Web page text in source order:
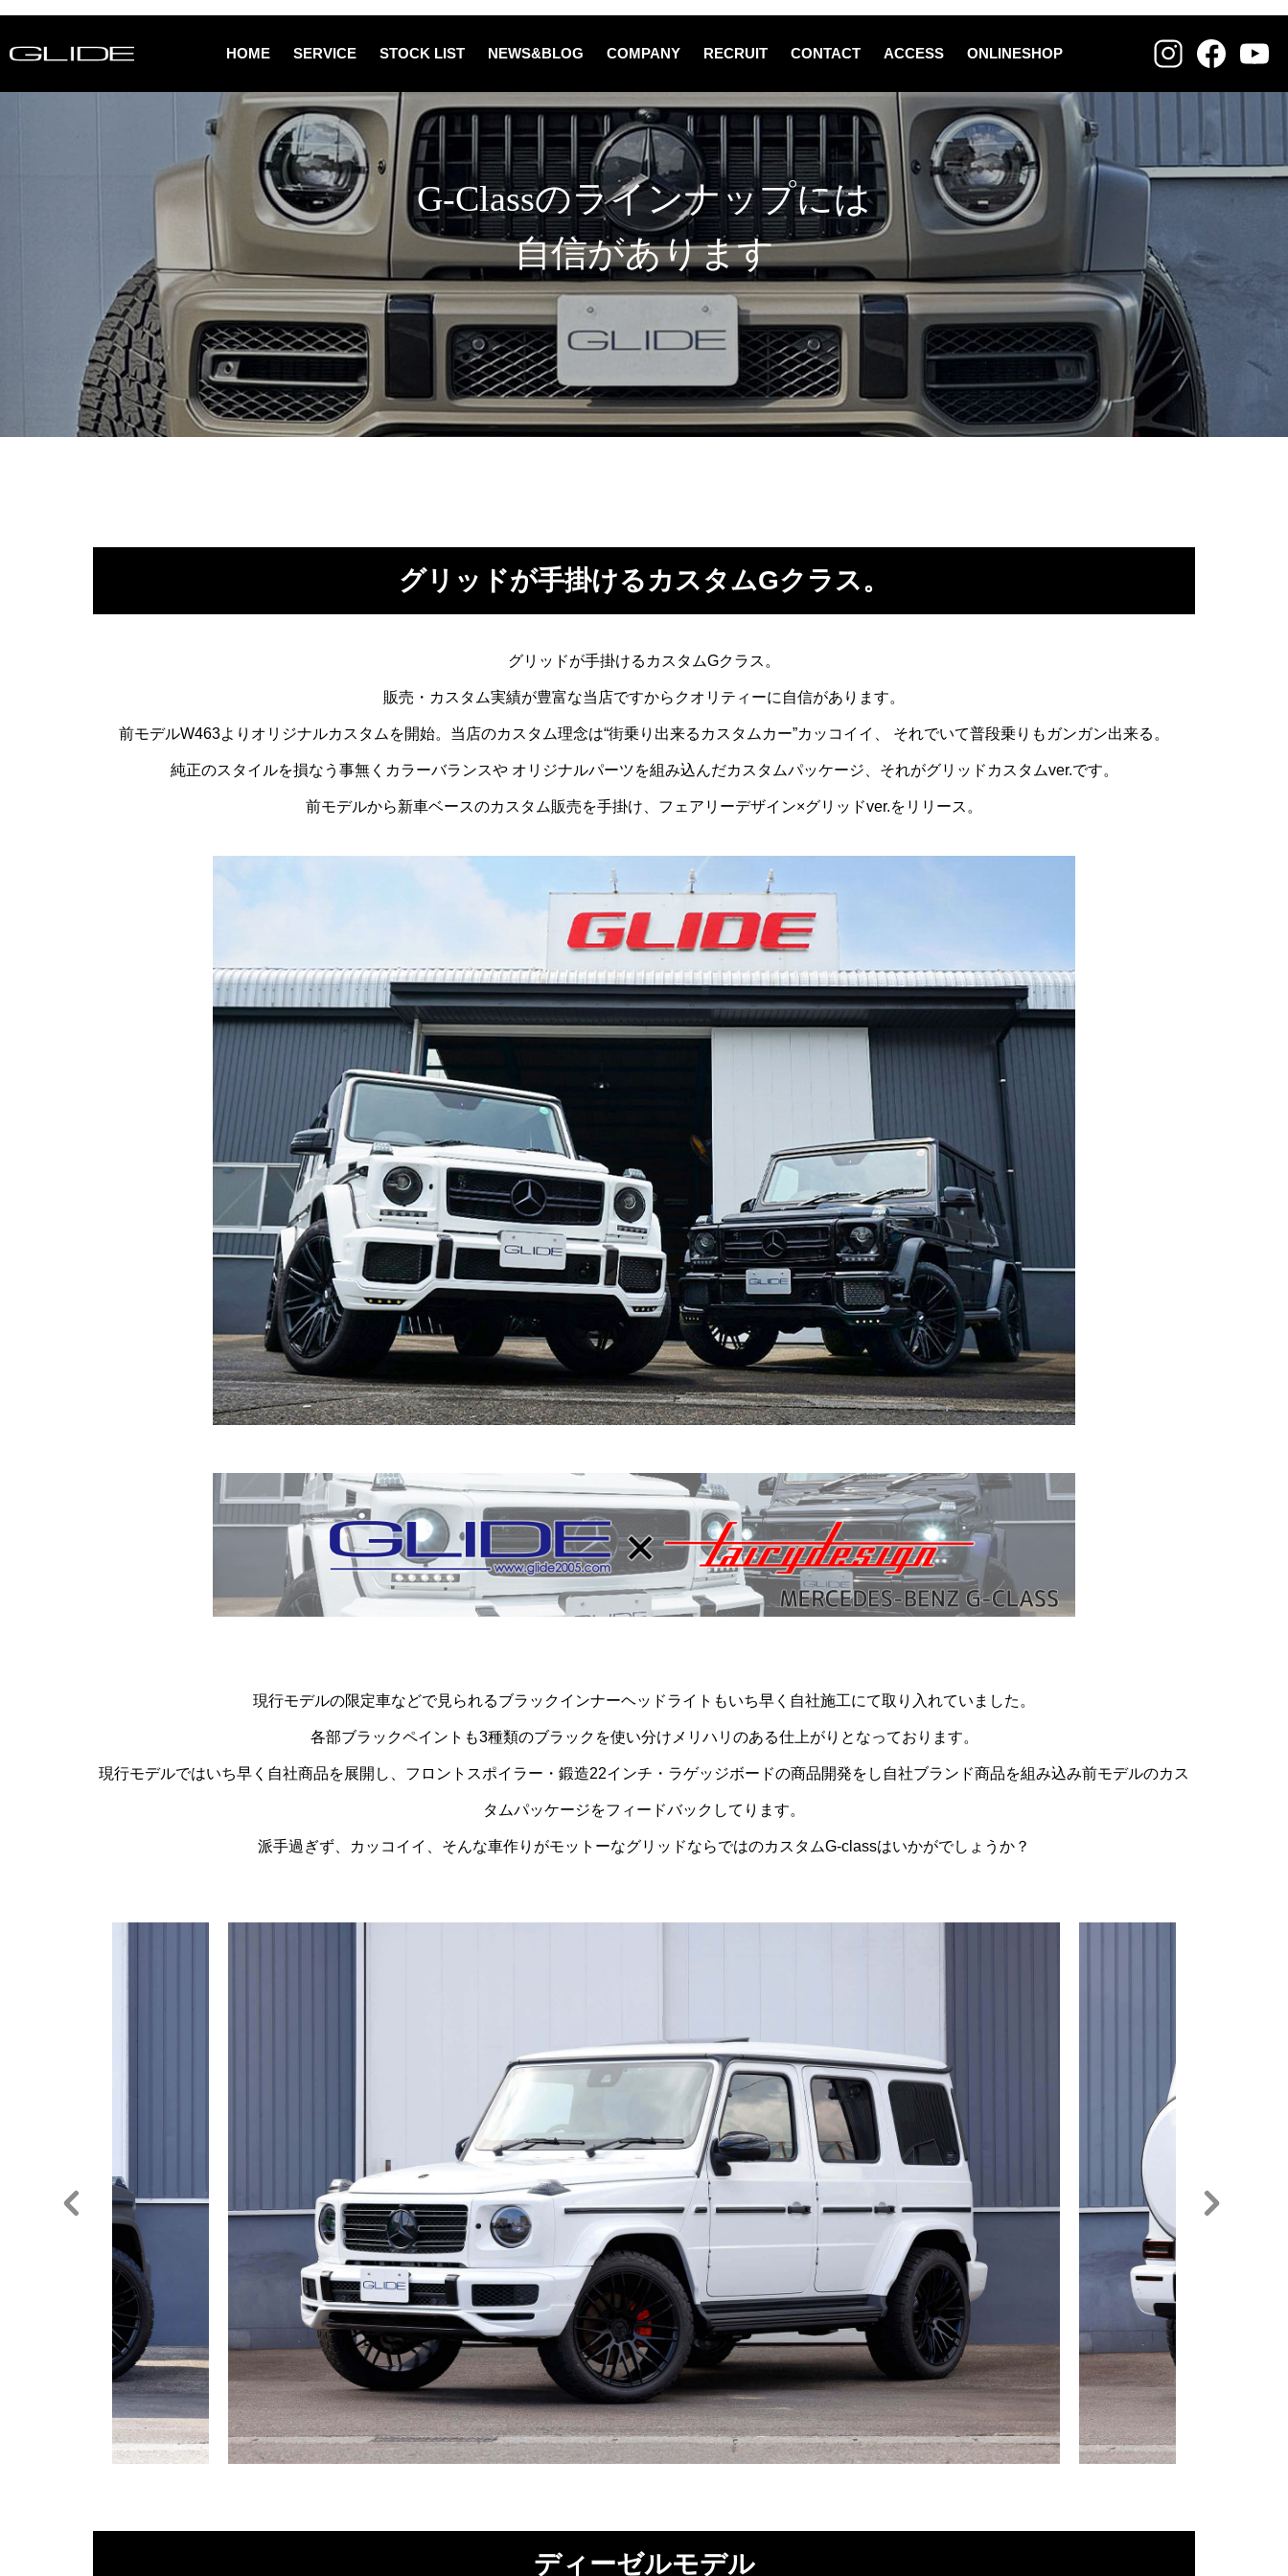
HOME SERVICE STOCK LIST NEWS&BLOG COMPANY RECRUIT CONTACT ACCESS ONLINESHOP
G-Classのラインナップには
自信があります
グリッドが手掛けるカスタムGクラス。
グリッドが手掛けるカスタムGクラス。
販売・カスタム実績が豊富な当店ですから クオリティーに自信があります。
前モデルW463よりオリジナルカスタムを開始。 当店のカスタム理念は“街乗り出来るカスタムカー”カッコイイ、 それでいて普段乗りもガンガン出来る。
純正のスタイルを損なう事無くカラーバランスやオリジナルパーツを組み込んだカスタムパッケージ、 それがグリッドカスタムver.です。
前モデルから新車ベースのカスタム販売を手掛け、 フェアリーデザイン×グリッドver.をリリース。
現行モデルの限定車などで見られるブラックインナーヘッドライトもいち早く自社施工にて取り入れていました。
各部ブラックペイントも3種類のブラックを使い分け メリハリのある仕上がりとなっております。
現行モデルではいち早く自社商品を展開し、 フロントスポイラー・鍛造22インチ ・ラゲッジボードの商品開発をし 自社ブランド商品を組み込み前モデルのカス
タムパッケージをフィードバックしてります。
派手過ぎず、カッコイイ、そんな車作りがモットーなグリッドならではのカスタムG-classはいかがでしょうか？
ディーゼルモデル